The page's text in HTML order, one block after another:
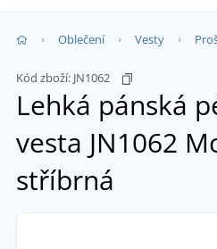
Oblečení Vesty
Kód zboží: JN1062
Lehká pánská
vesta JN1062
stříbrná